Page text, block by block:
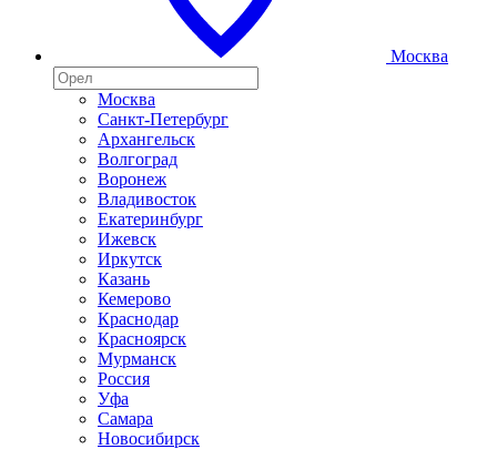
Москва
Москва
Санкт-Петербург
Архангельск
Волгоград
Воронеж
Владивосток
Екатеринбург
Ижевск
Иркутск
Казань
Кемерово
Краснодар
Красноярск
Мурманск
Россия
Уфа
Самара
Новосибирск